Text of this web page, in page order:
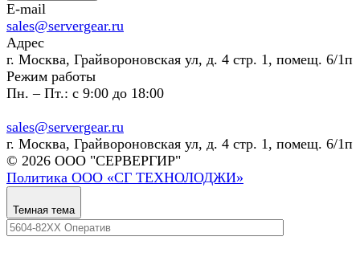
E-mail
sales@servergear.ru
Адрес
г. Москва, Грайвороновская ул, д. 4 стр. 1, помещ. 6/1п
Режим работы
Пн. – Пт.: с 9:00 до 18:00
sales@servergear.ru
г. Москва, Грайвороновская ул, д. 4 стр. 1, помещ. 6/1п
© 2026 ООО "СЕРВЕРГИР"
Политика ООО «СГ ТЕХНОЛОДЖИ»
Темная тема